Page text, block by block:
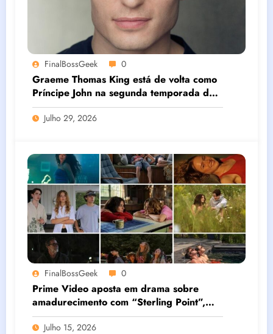
FinalBossGeek 0
Graeme Thomas King está de volta como
Príncipe John na segunda temporada de
“Robin Hood”, série do MGM+
Julho 29, 2026
FinalBossGeek 0
Prime Video aposta em drama sobre
amadurecimento com “Sterling Point”,
série que estreia em agosto
Julho 15, 2026